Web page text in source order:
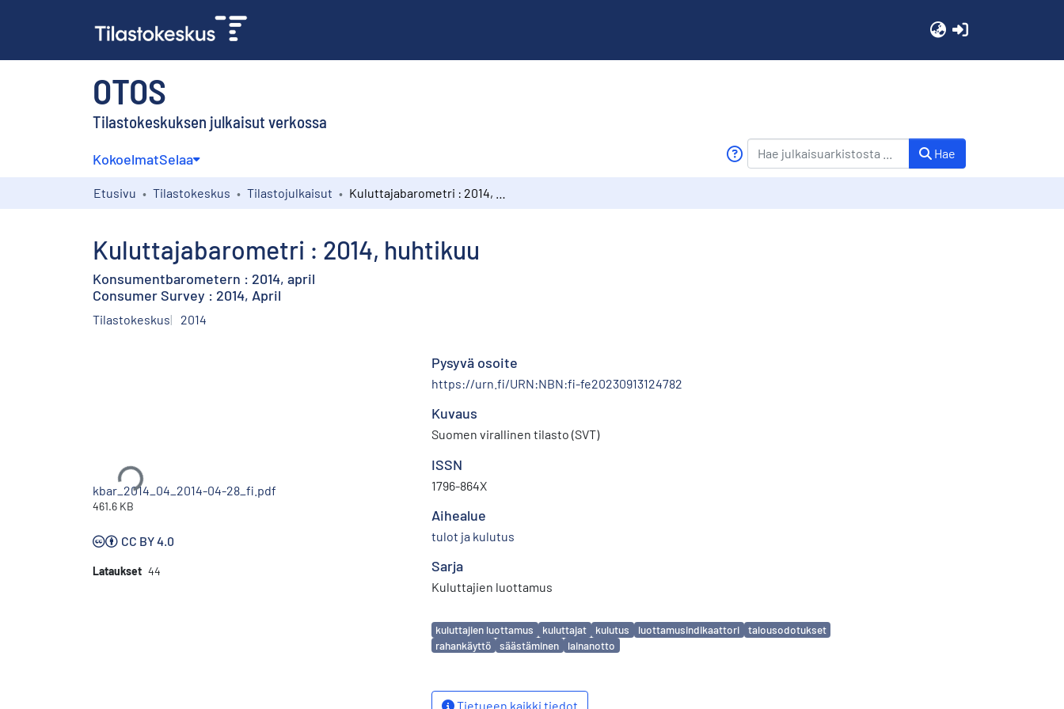
OTOS
Tilastokeskuksen julkaisut verkossa
KokoelmatSelaa Hae
Etusivu Tilastokeskus Tilastojulkaisut
Kuluttajabarometri : 2014, huhtikuu
Konsumentbarometern : 2014, april
Consumer Survey : 2014, April
Tilastokeskus 2014
Ladataan...
kbar_2014_04_2014-04-28_fi.pdf
461.6 KB
CC BY 4.0
Lataukset 44
Pysyvä osoite
https://urn.fi/URN:NBN:fi-fe20230913124782
Kuvaus
Suomen virallinen tilasto (SVT)
ISSN
1796-864X
Aihealue
tulot ja kulutus
Sarja
Kuluttajien luottamus
Avainsanat
kuluttajien luottamus kuluttajat kulutus luottamusindikaattori
talousodotukset
rahankäyttö
säästäminen lainanotto
Tietueen kaikki tiedot